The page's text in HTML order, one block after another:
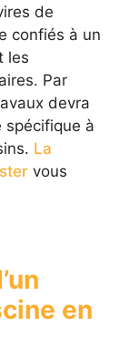
de
confiés à un
les
Par
devra
spécifique à
La
vous
en